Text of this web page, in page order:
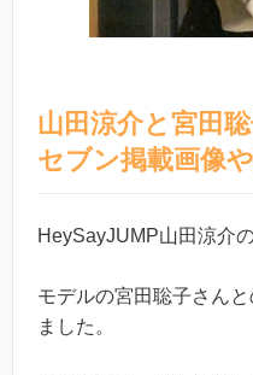
山田涼介と宮田
セブン掲載画像
HeySayJUMP山田涼介
モデルの宮田聡子さん
ました。